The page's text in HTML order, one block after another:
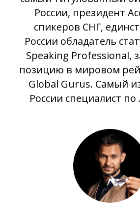
России, президент
спикеров СНГ,
России обладатель
Speaking Professional,
позицию в мировом
Global Gurus. Самый
России специалист по